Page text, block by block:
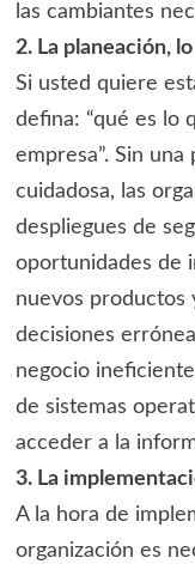
las cambiantes
2. La planeación,
Si usted quiere
defina: “qué es lo
empresa”. Sin
cuidadosa, las
despliegues de
oportunidades de
nuevos productos
decisiones
negocio
de sistemas
acceder a la
3. La
A la hora de
organización es